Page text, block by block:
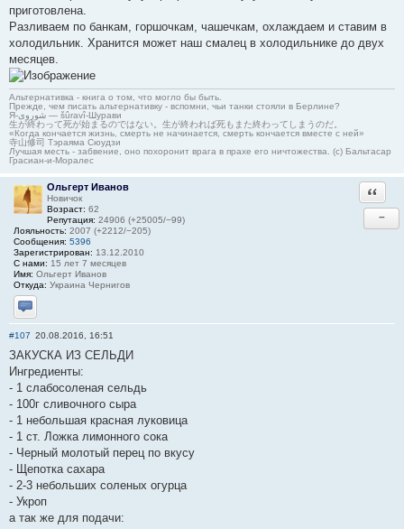
приготовлена.
Разливаем по банкам, горшочкам, чашечкам, охлаждаем и ставим в
холодильник. Хранится может наш смалец в холодильнике до двух
месяцев.
Альтернативка - книга о том, что могло бы быть.
Прежде, чем писать альтернативку - вспомни, чьи танки стояли в Берлине?
Я-شوروی — šûravî-Шурави
生が終わって死が始まるのではない。生が終われば死もまた終わってしまうのだ。
«Когда кончается жизнь, смерть не начинается, смерть кончается вместе с ней»
寺山修司 Тэраяма Сюудзи
Лучшая месть - забвение, оно похоронит врага в прахе его ничтожества. (с) Бальтасар
Грасиан-и-Моралес
Ольгерт Иванов
Новичок
Возраст: 62
Репутация: 24906 (+25005/−99)
Лояльность: 2007 (+2212/−205)
Сообщения: 5396
Зарегистрирован: 13.12.2010
С нами: 15 лет 7 месяцев
Имя: Ольгерт Иванов
Откуда: Украина Чернигов
Отправить личное сообщение
−
#107 20.08.2016, 16:51
ЗАКУСКА ИЗ СЕЛЬДИ
Ингредиенты:
- 1 слабосоленая сельдь
- 100г сливочного сыра
- 1 небольшая красная луковица
- 1 ст. Ложка лимонного сока
- Черный молотый перец по вкусу
- Щепотка сахара
- 2-3 небольших соленых огурца
- Укроп
а так же для подачи: